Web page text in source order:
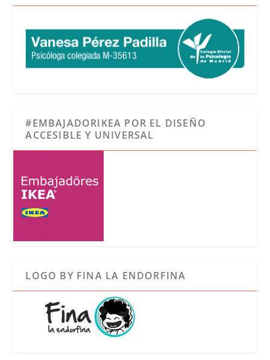
#EMBAJADORIKEA POR EL DISEÑO
ACCESIBLE Y UNIVERSAL
LOGO BY FINA LA ENDORFINA